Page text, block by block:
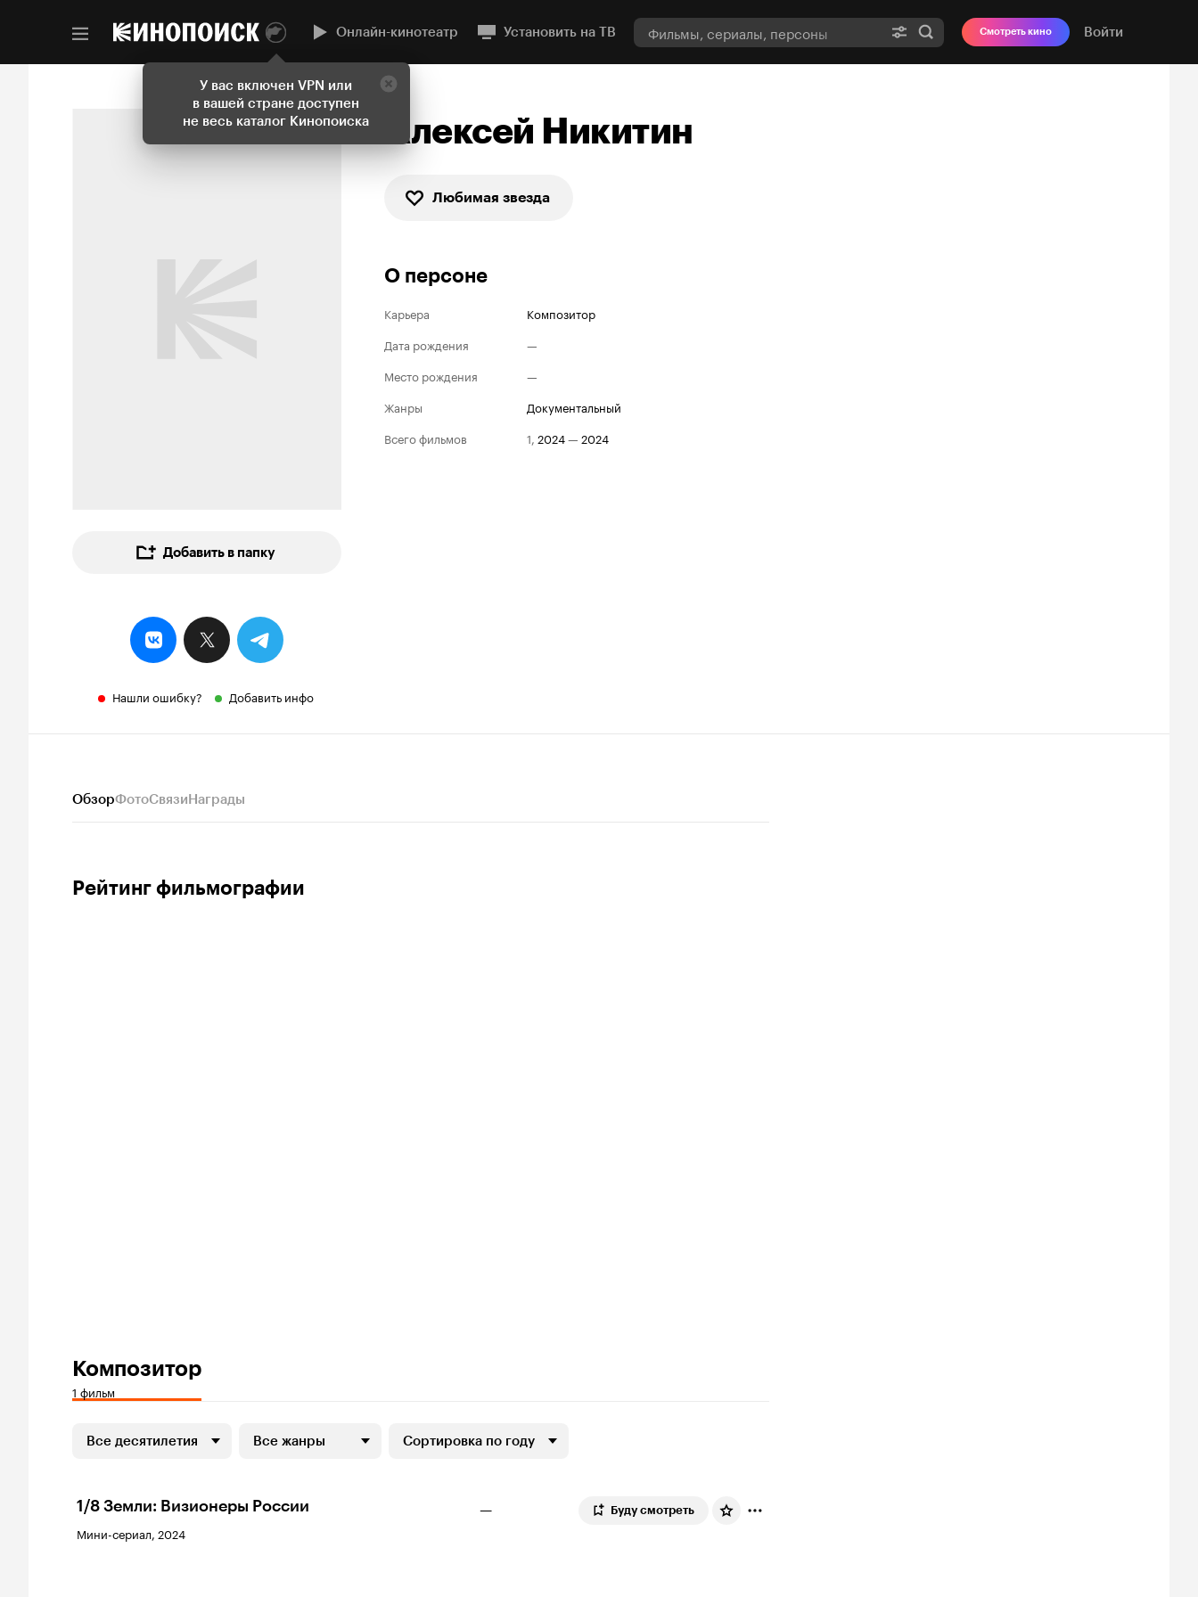
У вас включен VPN или
в вашей стране доступен
не весь каталог Кинопоиска
Онлайн-кинотеатр Установить на ТВ Смотреть кино Войти
Добавить в папку
Нашли ошибку? Добавить инфо
Алексей Никитин
Любимая звезда
О персоне
Карьера
Композитор
Дата рождения
—
Место рождения
—
Жанры
документальный
Всего фильмов
1, 2024— 2024
ОбзорФотоСвязиНаграды
Рейтинг фильмографии
Композитор
1 фильм
Все десятилетия Все жанры Сортировка по году
1/8 Земли: Визионеры России
Мини-сериал, 2024
— Буду смотреть